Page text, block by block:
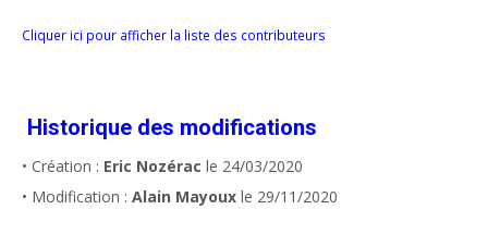
Cliquer ici pour afficher la liste des contributeurs
Historique des modifications
• Création : Eric Nozérac le 24/03/2020
• Modification : Alain Mayoux le 29/11/2020